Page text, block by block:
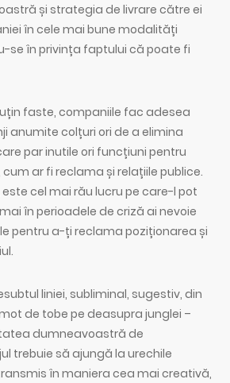
și strategia de livrare către ei
în cele mai bune modalități
se în privința faptului că poate fi
faste, companiile fac adesea
anumite colțuri ori de a elimina
par inutile ori funcțiuni pentru
cum ar fi reclama și relațiile publice.
este cel mai rău lucru pe care-l pot
în perioadele de criză ai nevoie
pentru a-ți reclama poziționarea și
liniei, subliminal, sugestiv, din
de tobe pe deasupra junglei –
dumneavoastră de
trebuie să ajungă la urechile
în maniera cea mai creativă,